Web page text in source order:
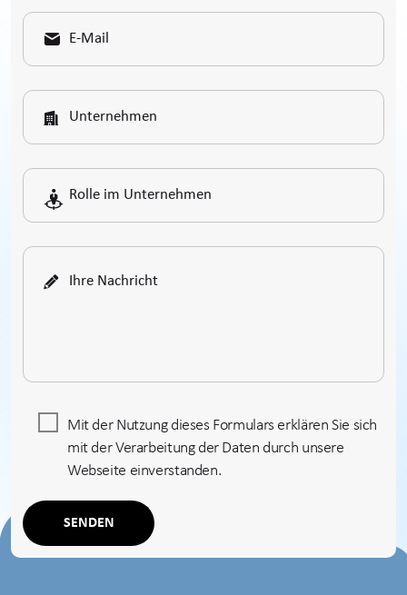
Mit der Nutzung dieses Formulars erklären Sie sich
mit der Verarbeitung der Daten durch unsere
Webseite einverstanden.